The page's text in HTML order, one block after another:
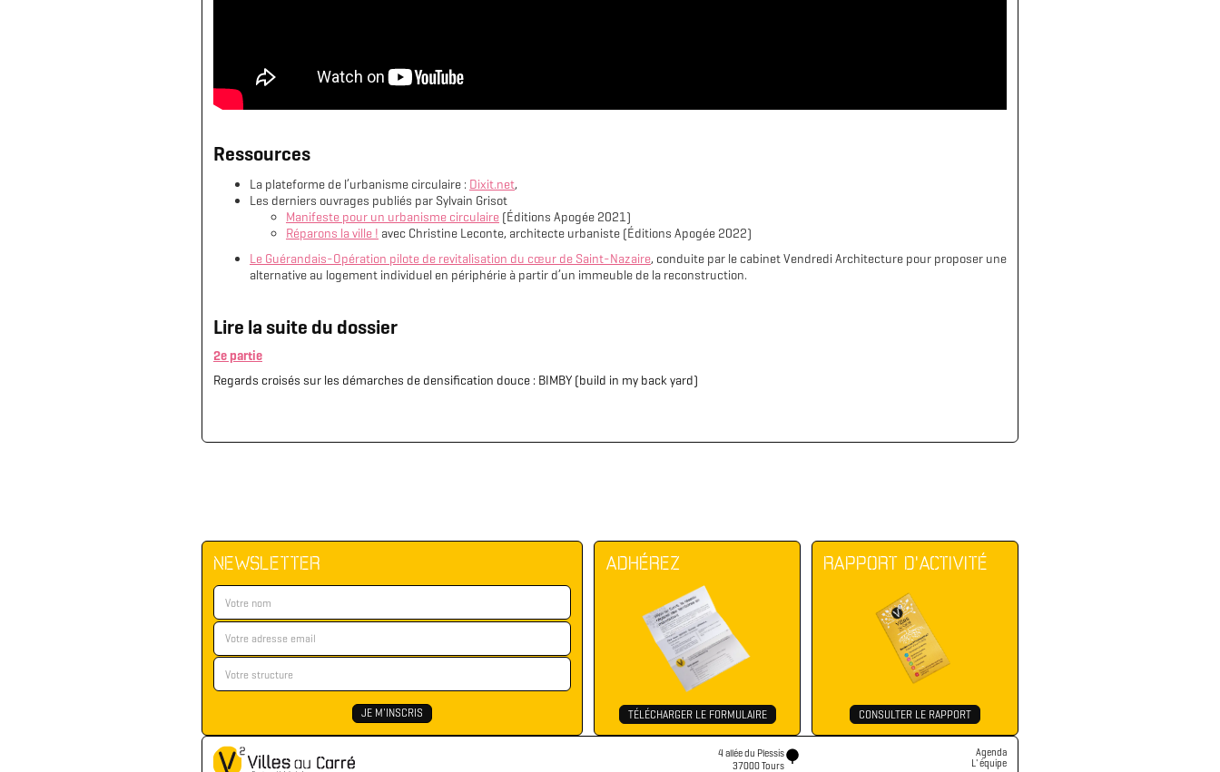
Ressources
La plateforme de l’urbanisme circulaire : Dixit.net,
Les derniers ouvrages publiés par Sylvain Grisot
Manifeste pour un urbanisme circulaire (Éditions Apogée 2021)
Réparons la ville ! avec Christine Leconte, architecte urbaniste (Éditions Apogée 2022)
Le Guérandais-Opération pilote de revitalisation du cœur de Saint-Nazaire, conduite par le cabinet Vendredi Architecture pour proposer une
alternative au logement individuel en périphérie à partir d’un immeuble de la reconstruction.
Lire la suite du dossier
2e partie
Regards croisés sur les démarches de densification douce : BIMBY (build in my back yard)
NEWSLETTER ADHÉREZ
TÉLÉCHARGER LE FORMULAIRE
RAPPORT D'ACTIVITÉ
CONSULTER LE RAPPORT
4 allée du Plessis
37000 Tours
Agenda
L' équipe